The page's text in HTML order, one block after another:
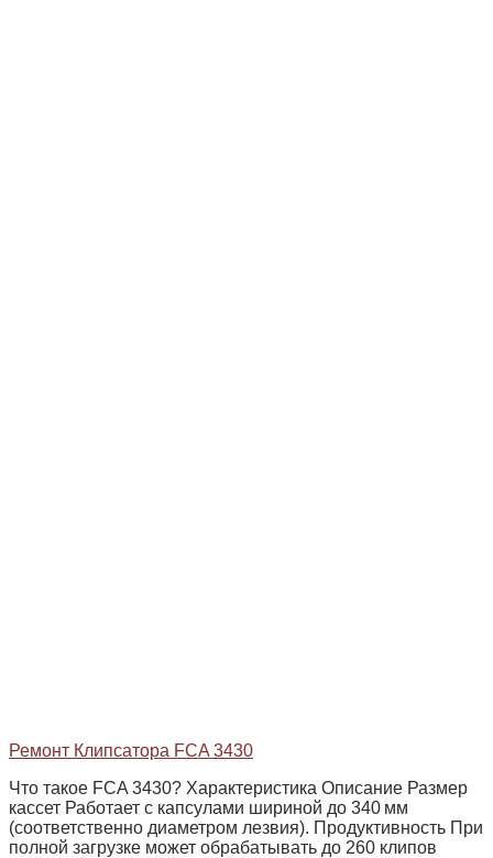
Ремонт Клипсатора FCA 3430
Что такое FCA 3430? Характеристика Описание Размер
кассет Работает с капсулами шириной до 340 мм
(соответственно диаметром лезвия). Продуктивность При
полной загрузке может обрабатывать до 260 клипов